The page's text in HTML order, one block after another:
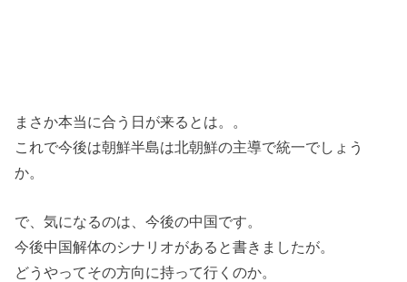
まさか本当に合う日が来るとは。。
これで今後は朝鮮半島は北朝鮮の主導で統一でしょう
か。
で、気になるのは、今後の中国です。
今後中国解体のシナリオがあると書きましたが。
どうやってその方向に持って行くのか。